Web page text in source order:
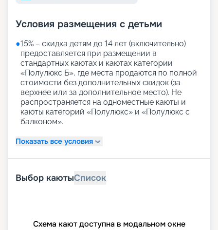
Условия размещения с детьми
●15% – скидка детям до 14 лет (включительно)
предоставляется при размещении в
стандартных каютах и каютах категории
«Полулюкс Б», где места продаются по полной
стоимости без дополнительных скидок (за
верхнее или за дополнительное место). Не
распространяется на одноместные каюты и
каюты категорий «Полулюкс» и «Полулюкс с
балконом».
Показать все условия
Выбор каютыСписок
Схема кают доступна в модальном окне